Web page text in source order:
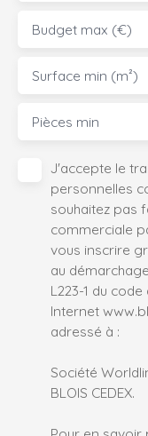
Budget max (€)
Surface min (m²)
Pièces min
J'accepte le
personnelles
souhaitez pas
commerciale
vous inscrire
au
L223-1 du
Internet
adressé à :
Société
BLOIS CEDEX.